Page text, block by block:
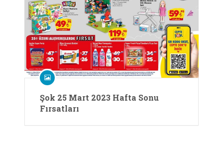
Şok 25 Mart 2023 Hafta Sonu
Fırsatları